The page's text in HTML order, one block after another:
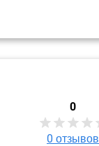
0
0 отзывов